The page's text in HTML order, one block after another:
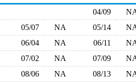
04/09
05/07 NA 05/14
06/04 NA 06/11
07/02 NA 07/09
08/06 NA 08/13